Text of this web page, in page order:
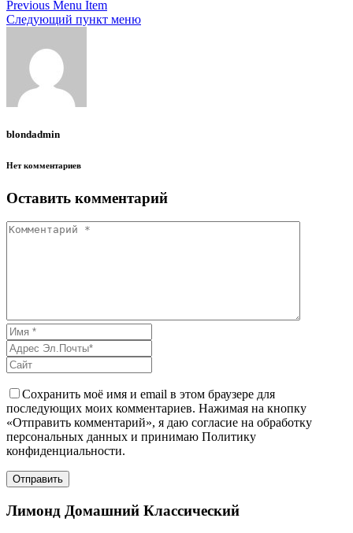
Previous Menu Item
Следующий пункт меню
blondadmin
Нет комментариев
Оставить комментарий
Сохранить моё имя и email в этом браузере для
последующих моих комментариев. Нажимая на кнопку
«Отправить комментарий», я даю согласие на обработку
персональных данных и принимаю Политику
конфиденциальности.
Лимонд Домашний Классический